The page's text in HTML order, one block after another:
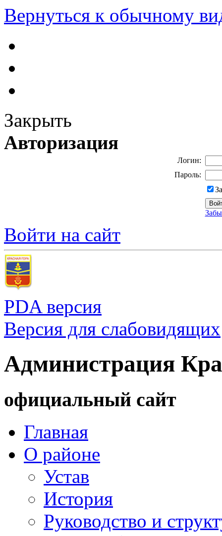
Вернуться к обычному
Закрыть
Авторизация
Логин:
Пароль:
Войти на сайт
PDA версия
Версия для слабовидящих
Администрация
официальный сайт
Главная
О районе
Устав
История
Руководство и